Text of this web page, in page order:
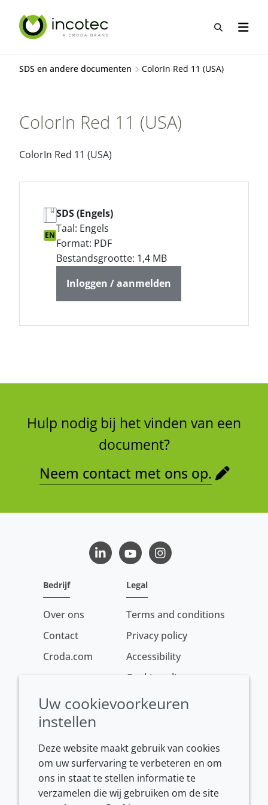
over
over
Open
Open
SDS en andere documenten ColorIn Red 11 (USA)
ColorIn Red 11 (USA)
ColorIn Red 11 (USA)
EN
SDS (Engels)
Taal: Engels
Format: PDF
Bestandsgrootte: 1,4 MB
Inloggen / aanmelden
Hulp nodig bij het vinden van een
document?
Neem contact met ons op.
LinkedInYoutubeInstagram
Bedrijf
Over ons
Contact
Croda.com
Legal
Terms and conditions
Privacy policy
Accessibility
Cookie policy
Conditions of sale
Uw cookievoorkeuren
instellen
Deze website maakt gebruik van cookies
om uw surfervaring te verbeteren en om
ons in staat te stellen informatie te
verzamelen die wij gebruiken om de site